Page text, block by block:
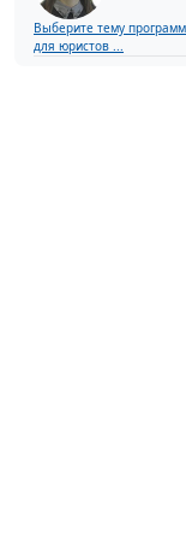
Выберите тему
для юристов ...